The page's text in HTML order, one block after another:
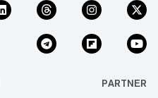
PARTNER